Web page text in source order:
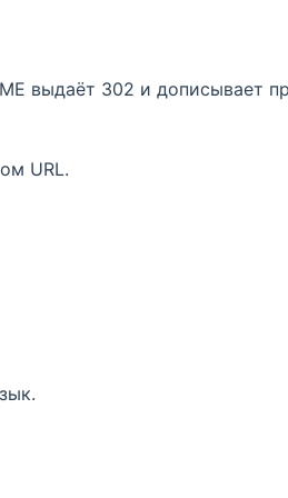
выдаёт 302 и дописывает
URL.